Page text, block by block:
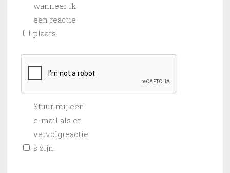
wanneer ik
een reactie
plaats.
Stuur mij een
e-mail als er
vervolgreactie
s zijn.